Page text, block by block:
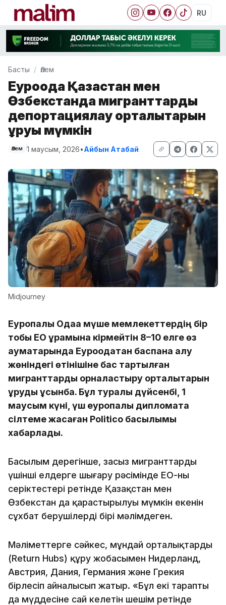
RU
Басты Әлем
Еуроодақ Қазақстан мен
Өзбекстанда мигранттарды
депортациялау орталықтарын
құруы мүмкін
Әлем 1 маусым, 2026•Айбын Атабай
Midjourney
Еуропалық Одаққа мүше мемлекеттердің бір
тобы ЕО құрамына кірмейтін 8–10 елге өз
аумақтарында Еуроодақтан баспана алу
жөніндегі өтінішіне бас тартылған
мигранттарды орналастыру орталықтарын
құруды ұсынбақ. Бұл туралы дүйсенбі, 1
маусым күні, үш еуропалық дипломатқа
сілтеме жасаған Politico басылымы
хабарлады.
Басылым дерегінше, заңсыз мигранттарды
үшінші елдерге шығару рәсімінде ЕО-ның
серіктестері ретінде Қазақстан мен
Өзбекстан да қарастырылуы мүмкін екенін
сұхбат берушілердің бірі мәлімдеген.
Мәліметтерге сәйкес, мұндай орталықтарды
(Return Hubs) құру жобасымен Нидерланд,
Австрия, Дания, Германия және Грекия
бірлесіп айналысып жатыр. «Бұл екі тараптың
да мүддесіне сай келетін шешім ретінде